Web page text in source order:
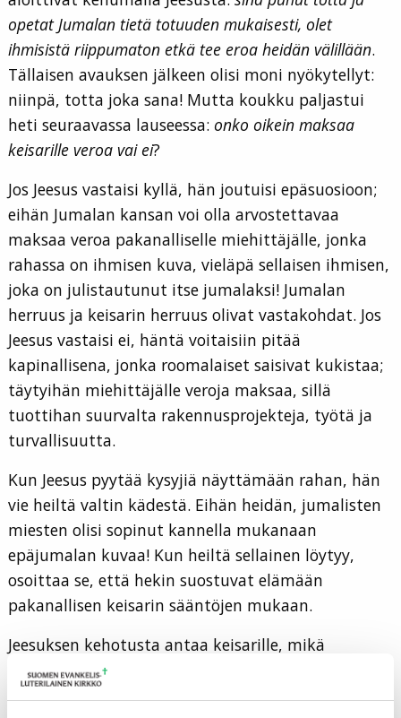
opetat Jumalan tietä totuuden mukaisesti, olet
ihmisistä riippumaton etkä tee eroa heidän välillään.
Tällaisen avauksen jälkeen olisi moni nyökytellyt:
niinpä, totta joka sana! Mutta koukku paljastui
heti seuraavassa lauseessa: onko oikein maksaa
keisarille veroa vai ei?
Jos Jeesus vastaisi kyllä, hän joutuisi epäsuosioon;
eihän Jumalan kansan voi olla arvostettavaa
maksaa veroa pakanalliselle miehittäjälle, jonka
rahassa on ihmisen kuva, vieläpä sellaisen ihmisen,
joka on julistautunut itse jumalaksi! Jumalan
herruus ja keisarin herruus olivat vastakohdat. Jos
Jeesus vastaisi ei, häntä voitaisiin pitää
kapinallisena, jonka roomalaiset saisivat kukistaa;
täytyihän miehittäjälle veroja maksaa, sillä
tuottihan suurvalta rakennusprojekteja, työtä ja
turvallisuutta.
Kun Jeesus pyytää kysyjiä näyttämään rahan, hän
vie heiltä valtin kädestä. Eihän heidän, jumalisten
miesten olisi sopinut kannella mukanaan
epäjumalan kuvaa! Kun heiltä sellainen löytyy,
osoittaa se, että hekin suostuvat elämään
pakanallisen keisarin sääntöjen mukaan.
Jeesuksen kehotusta antaa keisarille, mikä
keisarille kuuluu ja Jumalalle, mikä Jumalalle
kuuluu, on käytetty monesti siten, että paino on